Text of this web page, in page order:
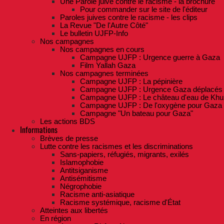
Pour commander sur le site de l'éditeur
Paroles juives contre le racisme - les clips
La Revue "De l'Autre Côté"
Le bulletin UJFP-Info
Nos campagnes
Nos campagnes en cours
Campagne UJFP : Urgence guerre à Gaza
Film Yallah Gaza
Nos campagnes terminées
Campagne UJFP : La pépinière
Campagne UJFP : Urgence Gaza déplacés
Campagne UJFP : Le château d'eau de
Campagne UJFP : De l'oxygène pour Gaza
Campagne "Un bateau pour Gaza"
Les actions BDS
Informations
Brèves de presse
Lutte contre les racismes et les discriminations
Sans-papiers, réfugiés, migrants, exilés
Islamophobie
Antitsiganisme
Antisémitisme
Négrophobie
Racisme anti-asiatique
Racisme systémique, racisme d'État
Atteintes aux libertés
En région